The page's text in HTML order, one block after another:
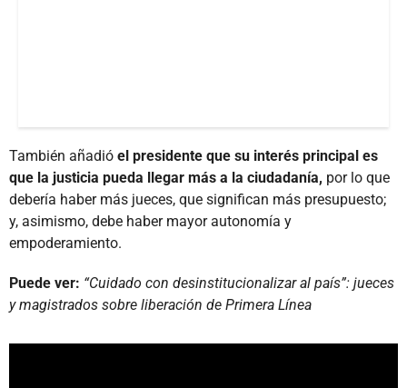
También añadió el presidente que su interés principal es
que la justicia pueda llegar más a la ciudadanía, por lo que
debería haber más jueces, que significan más presupuesto;
y, asimismo, debe haber mayor autonomía y
empoderamiento.
Puede ver: “Cuidado con desinstitucionalizar al país”: jueces
y magistrados sobre liberación de Primera Línea